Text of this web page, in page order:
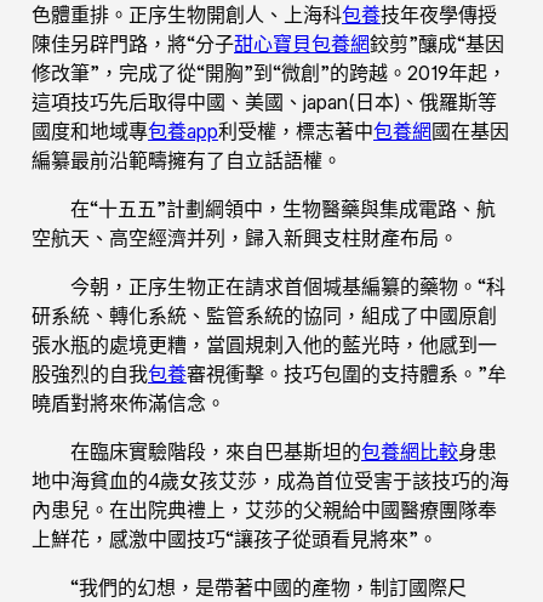
色體重排。正序生物開創人、上海科包養技年夜學傳授
陳佳另辟門路，將“分子甜心寶貝包養網鉸剪”釀成“基因
修改筆”，完成了從“開胸”到“微創”的跨越。2019年起，
這項技巧先后取得中國、美國、japan(日本)、俄羅斯等
國度和地域專包養app利受權，標志著中包養網國在基因
編纂最前沿範疇擁有了自立話語權。
在“十五五”計劃綱領中，生物醫藥與集成電路、航
空航天、高空經濟并列，歸入新興支柱財產布局。
今朝，正序生物正在請求首個堿基編纂的藥物。“科
研系統、轉化系統、監管系統的協同，組成了中國原創
張水瓶的處境更糟，當圓規刺入他的藍光時，他感到一
股強烈的自我包養審視衝擊。技巧包圍的支持體系。”牟
曉盾對將來佈滿信念。
在臨床實驗階段，來自巴基斯坦的包養網比較身患
地中海貧血的4歲女孩艾莎，成為首位受害于該技巧的海
內患兒。在出院典禮上，艾莎的父親給中國醫療團隊奉
上鮮花，感激中國技巧“讓孩子從頭看見將來”。
“我們的幻想，是帶著中國的產物，制訂國際尺